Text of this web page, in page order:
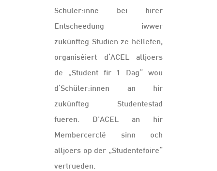
Schüler:inne bei hirer
Entscheedung iwwer
zukünfteg Studien ze hëllefen,
organiséiert d‘ACEL alljoers
de „Student fir 1 Dag“ wou
d‘Schüler:innen an hir
zukünfteg Studentestad
fueren. D’ACEL an hir
Membercerclë sinn och
alljoers op der „Studentefoire“
vertrueden.